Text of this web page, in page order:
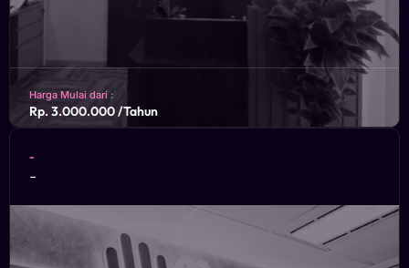
Harga Mulai dari :
Rp. 3.000.000 /Tahun
KONSULTASIKAN
-
-